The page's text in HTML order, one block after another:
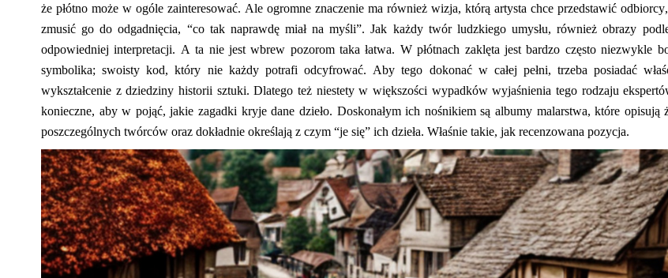
że płótno może w ogóle zainteresować. Ale ogromne znaczenie ma również wizja, którą artysta chce przedstawić
zmusić go do odgadnięcia, “co tak naprawdę miał na myśli”. Jak każdy twór ludzkiego umysłu, również obrazy
odpowiedniej interpretacji. A ta nie jest wbrew pozorom taka łatwa. Wpłótnach zaklęta jest bardzo często niezwykle
symbolika; swoisty kod, który nie każdy potrafi odcyfrować. Aby tego dokonać w całej pełni, trzeba posiadać
wykształcenie z dziedziny historii sztuki. Dlatego też niestety w większości wypadków wyjaśnienia tego rodzaju
konieczne, aby w pojąć, jakie zagadki kryje dane dzieło. Doskonałym ich nośnikiem są albumy malarstwa, które opisują
poszczególnych twórców oraz dokładnie określają z czym “je się” ich dzieła. Właśnie takie, jak recenzowana pozycja.